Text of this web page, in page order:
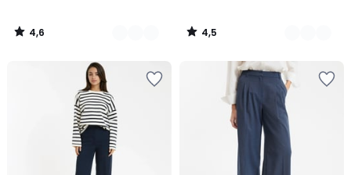
4,6
/
4,5
/